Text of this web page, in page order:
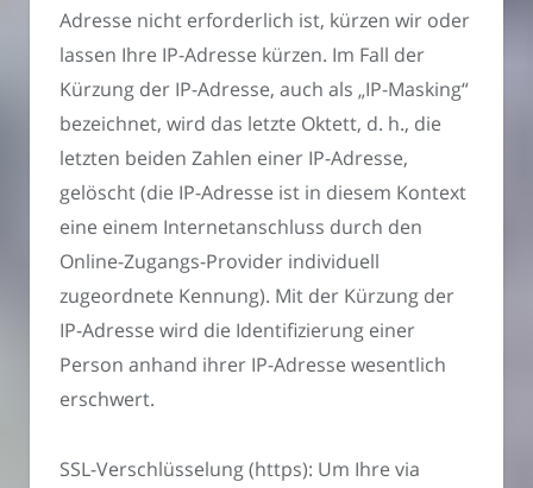
Adresse nicht erforderlich ist, kürzen wir oder
lassen Ihre IP-Adresse kürzen. Im Fall der
Kürzung der IP-Adresse, auch als „IP-Masking“
bezeichnet, wird das letzte Oktett, d. h., die
letzten beiden Zahlen einer IP-Adresse,
gelöscht (die IP-Adresse ist in diesem Kontext
eine einem Internetanschluss durch den
Online-Zugangs-Provider individuell
zugeordnete Kennung). Mit der Kürzung der
IP-Adresse wird die Identifizierung einer
Person anhand ihrer IP-Adresse wesentlich
erschwert.
SSL-Verschlüsselung (https): Um Ihre via